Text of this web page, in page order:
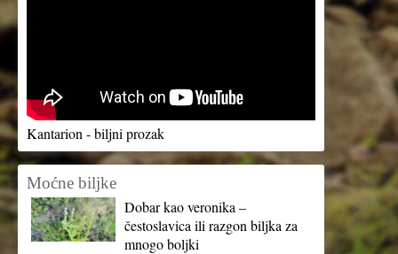
Kantarion - biljni prozak
Moćne biljke
Dobar kao veronika –
čestoslavica ili razgon biljka za
mnogo boljki